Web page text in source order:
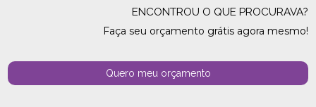
ENCONTROU O QUE PROCURAVA?
Faça seu orçamento grátis agora mesmo!
Quero meu orçamento